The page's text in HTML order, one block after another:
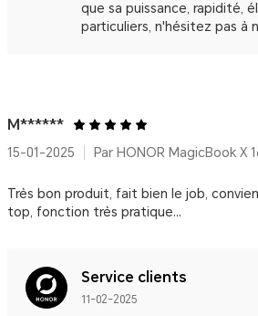
que sa puissance, rapidité,
particuliers, n'hésitez pas à
M******
15-01-2025 Par HONOR MagicBook X
Très bon produit, fait bien le job,
top, fonction très pratique...
Service clients
11-02-2025